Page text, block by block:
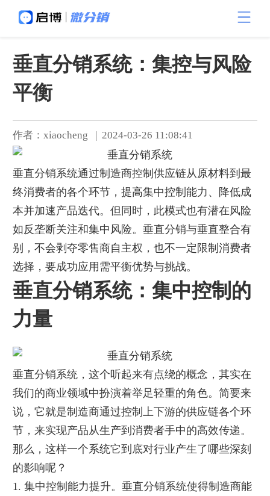
垂直分销系统：集控与风险
平衡
作者：xiaocheng | 2024-03-26 11:08:41
垂直分销系统通过制造商控制供应链从原材料到最
终消费者的各个环节，提高集中控制能力、降低成
本并加速产品迭代。但同时，此模式也有潜在风险
如反垄断关注和集中风险。垂直分销与垂直整合有
别，不会剥夺零售商自主权，也不一定限制消费者
选择，要成功应用需平衡优势与挑战。
垂直分销系统：集中控制的
力量
垂直分销系统，这个听起来有点绕的概念，其实在
我们的商业领域中扮演着举足轻重的角色。简要来
说，它就是制造商通过控制上下游的供应链各个环
节，来实现产品从生产到消费者手中的高效传递。
那么，这样一个系统它到底对行业产生了哪些深刻
的影响呢？
1. 集中控制能力提升。垂直分销系统使得制造商能